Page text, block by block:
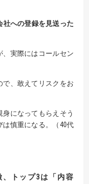
への登録を見送った
、実際にはコールセン
で、敢えてリスクをお
身になってもらえそう
慎重になる。（40代
、トップ3は「内容